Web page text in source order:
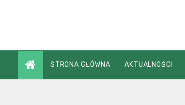
STRONA GŁÓWNA AKTUALNOŚCI